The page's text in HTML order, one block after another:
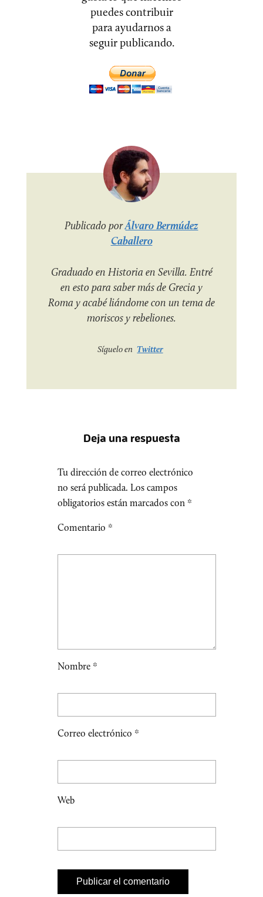
puedes contribuir
para ayudarnos a
seguir publicando.
Publicado porÁlvaro Bermúdez
Caballero
Graduado en Historia en Sevilla. Entré
en esto para saber más de Grecia y
Roma y acabé liándome con un tema de
moriscos y rebeliones.
Síguelo en Twitter
Deja una respuesta
Tu dirección de correo electrónico
no será publicada. Los campos
obligatorios están marcados con *
Comentario *
Nombre *
Correo electrónico *
Web